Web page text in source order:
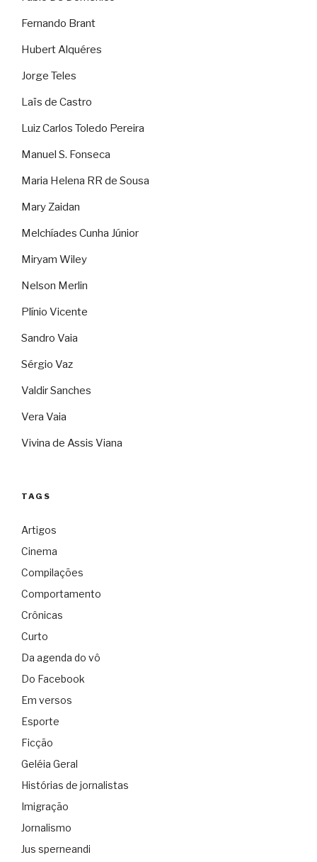
Fernando Brant
Hubert Alquéres
Jorge Teles
Laïs de Castro
Luiz Carlos Toledo Pereira
Manuel S. Fonseca
Maria Helena RR de Sousa
Mary Zaidan
Melchíades Cunha Júnior
Miryam Wiley
Nelson Merlin
Plínio Vicente
Sandro Vaia
Sérgio Vaz
Valdir Sanches
Vera Vaia
Vivina de Assis Viana
TAGS
Artigos
Cinema
Compilações
Comportamento
Crônicas
Curto
Da agenda do vô
Do Facebook
Em versos
Esporte
Ficção
Geléia Geral
Histórias de jornalistas
Imigração
Jornalismo
Jus sperneandi